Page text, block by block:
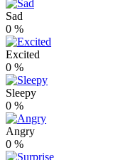
Sad
0 %
Excited
0 %
Sleepy
0 %
Angry
0 %